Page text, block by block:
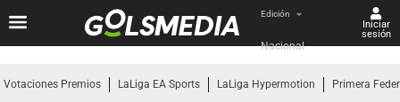
Edición
Nacional
Iniciar
sesión
Votaciones Premios LaLiga EA Sports LaLiga Hypermotion Primera